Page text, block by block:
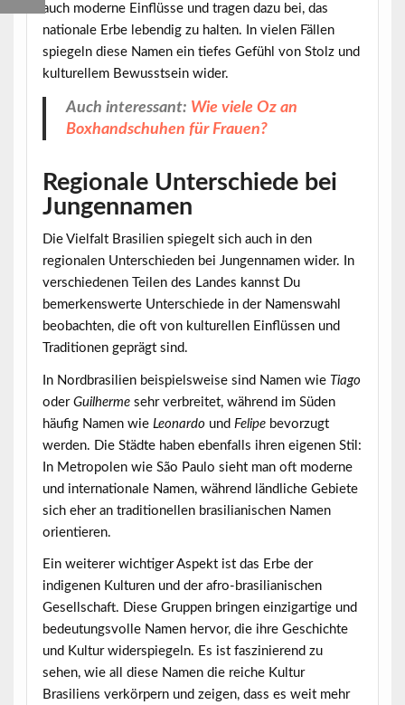
auch moderne Einflüsse und tragen dazu bei, das
nationale Erbe lebendig zu halten. In vielen Fällen
spiegeln diese Namen ein tiefes Gefühl von Stolz und
kulturellem Bewusstsein wider.
Auch interessant: Wie viele Oz an
Boxhandschuhen für Frauen?
Regionale Unterschiede bei
Jungennamen
Die Vielfalt Brasilien spiegelt sich auch in den
regionalen Unterschiedenbei Jungennamen wider. In
verschiedenen Teilen des Landes kannst Du
bemerkenswerte Unterschiede in der Namenswahl
beobachten, die oft von kulturellen Einflüssen und
Traditionen geprägt sind.
In Nordbrasilien beispielsweise sind Namen wie Tiago
oder Guilhermesehr verbreitet, während im Süden
häufig Namen wie Leonardound Felipebevorzugt
werden. Die Städte haben ebenfalls ihren eigenen Stil:
In Metropolen wie São Paulo sieht man oft moderne
und internationale Namen, während ländliche Gebiete
sich eher an traditionellen brasilianischen Namen
orientieren.
Ein weiterer wichtiger Aspekt ist das Erbe der
indigenen Kulturen und der afro-brasilianischen
Gesellschaft. Diese Gruppen bringen einzigartige und
bedeutungsvolle Namen hervor, die ihre Geschichte
und Kultur widerspiegeln. Es ist faszinierend zu
sehen, wie all diese Namen die reiche Kultur
Brasiliens verkörpern und zeigen, dass es weit mehr